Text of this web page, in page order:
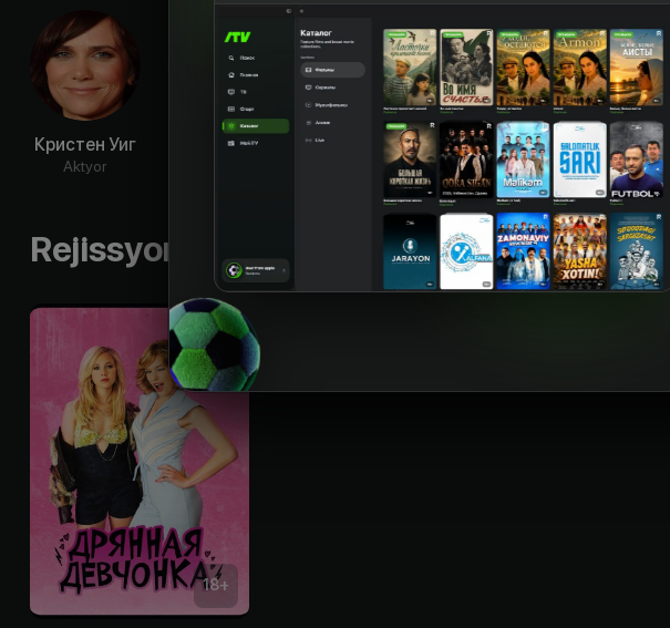
Кристен Уиг
Aktyor
Рики Мартин Джош Лукас Лесли Бибб
Aktyor
Лора Дерн
Aktyor
Rejissyorning boshqa ishlari
18+